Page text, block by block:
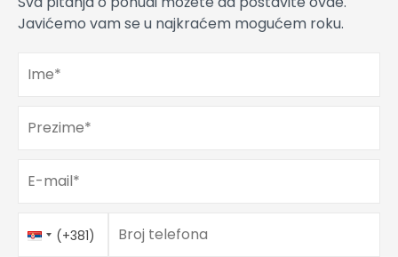
Javićemo vam se u najkraćem mogućem roku.
Ime*
Prezime*
E-mail*
Telefon*
Country
Code
(+381) Broj telefona